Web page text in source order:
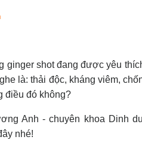
shot đang được yêu
là: thải độc, kháng viêm,
điều đó không?
Anh - chuyên khoa Dinh
nhé!